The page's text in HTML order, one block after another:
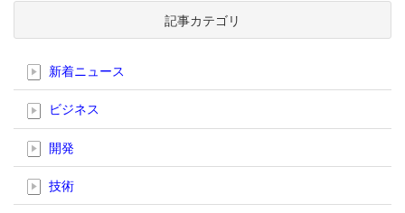
記事カテゴリ
新着ニュース
ビジネス
開発
技術